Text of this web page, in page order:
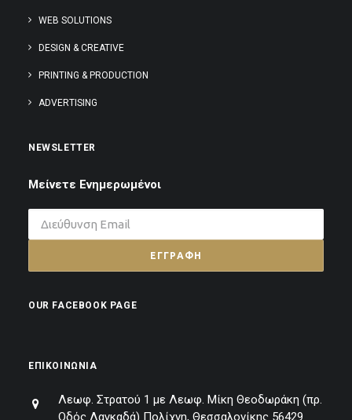
WEB SOLUTIONS
DESIGN & CREATIVE
PRINTING & PRODUCTION
ADVERTISING
NEWSLETTER
Μείνετε Ενημερωμένοι
OUR FACEBOOK PAGE
ΕΠΙΚΟΙΝΩΝΊΑ
Λεωφ. Στρατού 1 με Λεωφ. Μίκη Θεοδωράκη (πρ.
Οδός Λαγκαδά) Πολίχνη, Θεσσαλονίκης 56429